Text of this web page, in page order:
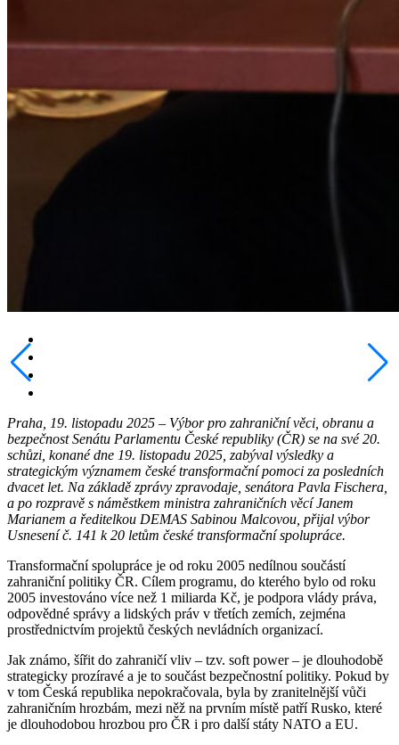
Praha, 19. listopadu 2025 – Výbor pro zahraniční věci, obranu a
bezpečnost Senátu Parlamentu České republiky (ČR) se na své 20.
schůzi, konané dne 19. listopadu 2025, zabýval výsledky a
strategickým významem české transformační pomoci za posledních
dvacet let. Na základě zprávy zpravodaje, senátora Pavla Fischera,
a po rozpravě s náměstkem ministra zahraničních věcí Janem
Marianem a ředitelkou DEMAS Sabinou Malcovou, přijal výbor
Usnesení č. 141 k 20 letům české transformační spolupráce.
Transformační spolupráce je od roku 2005 nedílnou součástí
zahraniční politiky ČR. Cílem programu, do kterého bylo od roku
2005 investováno více než 1 miliarda Kč, je podpora vlády práva,
odpovědné správy a lidských práv v třetích zemích, zejména
prostřednictvím projektů českých nevládních organizací.
Jak známo, šířit do zahraničí vliv – tzv. soft power – je dlouhodobě
strategicky prozíravé a je to součást bezpečnostní politiky. Pokud by
v tom Česká republika nepokračovala, byla by zranitelnější vůči
zahraničním hrozbám, mezi něž na prvním místě patří Rusko, které
je dlouhodobou hrozbou pro ČR i pro další státy NATO a EU.